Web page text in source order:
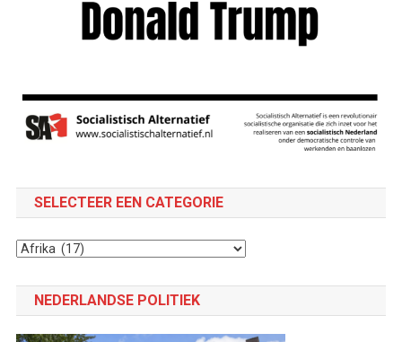
SELECTEER EEN CATEGORIE
Selecteer
categorie
NEDERLANDSE POLITIEK